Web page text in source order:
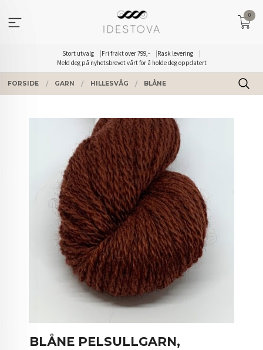
innholdet
Stort utvalg Fri frakt over 799,-
Rask levering
Meld deg på nyhetsbrevet vårt for å holde deg oppdatert
0
FORSIDE GARN HILLESVÅG BLÅNE
BLÅNE PELSULLGARN,